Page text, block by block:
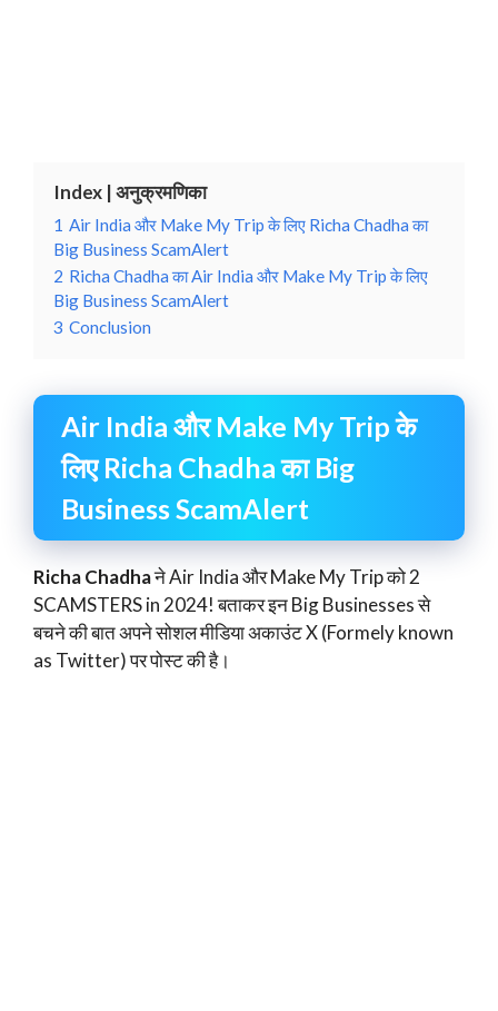
Index | अनुक्रमणिका
1 Air India और Make My Trip के लिए Richa Chadha का
Big Business ScamAlert
2 Richa Chadha का Air India और Make My Trip के लिए
Big Business ScamAlert
3 Conclusion
Air India और Make My Trip के
लिए Richa Chadha का Big
Business ScamAlert
Richa Chadhaने Air India और Make My Trip को 2
SCAMSTERS in 2024! बताकर इन Big Businesses से
बचने की बात अपने सोशल मीडिया अकाउंट X (Formely known
as Twitter) पर पोस्ट की है।